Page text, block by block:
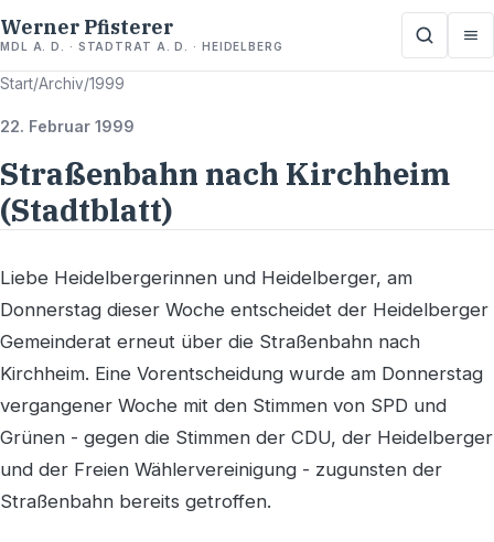
Werner Pfisterer
MDL A. D. · STADTRAT A. D. · HEIDELBERG
Start/Archiv/1999
22. Februar 1999
Straßenbahn nach Kirchheim
(Stadtblatt)
Liebe Heidelbergerinnen und Heidelberger, am
Donnerstag dieser Woche entscheidet der Heidelberger
Gemeinderat erneut über die Straßenbahn nach
Kirchheim. Eine Vorentscheidung wurde am Donnerstag
vergangener Woche mit den Stimmen von SPD und
Grünen - gegen die Stimmen der CDU, der Heidelberger
und der Freien Wählervereinigung - zugunsten der
Straßenbahn bereits getroffen.